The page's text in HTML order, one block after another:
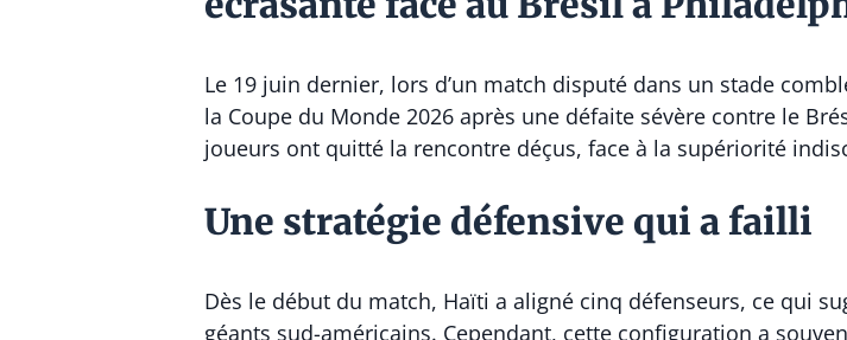
Le 19 juin dernier, lors d’un match disputé dans un stade
la Coupe du Monde 2026 après une défaite sévère contre le
joueurs ont quitté la rencontre déçus, face à la supériorité
Une stratégie défensive qui a failli
Dès le début du match, Haïti a aligné cinq défenseurs, ce qui
géants sud-américains. Cependant, cette configuration a